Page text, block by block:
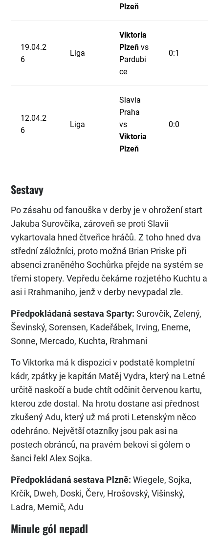
Plzeň
19.04.2
6
Liga
Viktoria
Plzeň vs
Pardubi
ce
0:1
12.04.2
6
Liga
Slavia
Praha
vs
Viktoria
Plzeň
0:0
Sestavy
Po zásahu od fanouška v derby je v ohrožení start
Jakuba Surovčíka, zároveň se proti Slavii
vykartovala hned čtveřice hráčů. Z toho hned dva
střední záložníci, proto možná Brian Priske při
absenci zraněného Sochůrka přejde na systém se
třemi stopery. Vepředu čekáme rozjetého Kuchtu a
asi i Rrahmaniho, jenž v derby nevypadal zle.
Předpokládaná sestava Sparty: Surovčík, Zelený,
Ševinský, Sorensen, Kadeřábek, Irving, Eneme,
Sonne, Mercado, Kuchta, Rrahmani
To Viktorka má k dispozici v podstatě kompletní
kádr, zpátky je kapitán Matěj Vydra, který na Letné
určitě naskočí a bude chtít odčinit červenou kartu,
kterou zde dostal. Na hrotu dostane asi přednost
zkušený Adu, který už má proti Letenským něco
odehráno. Největší otazníky jsou pak asi na
postech obránců, na pravém bekovi si gólem o
šanci řekl Alex Sojka.
Předpokládaná sestava Plzně: Wiegele, Sojka,
Krčík, Dweh, Doski, Červ, Hrošovský, Višinský,
Ladra, Memič, Adu
Minule gól nepadl